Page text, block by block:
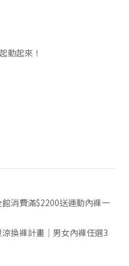
動起來！
消費滿$2200送運動內褲一
換褲計畫｜男女內褲任選3